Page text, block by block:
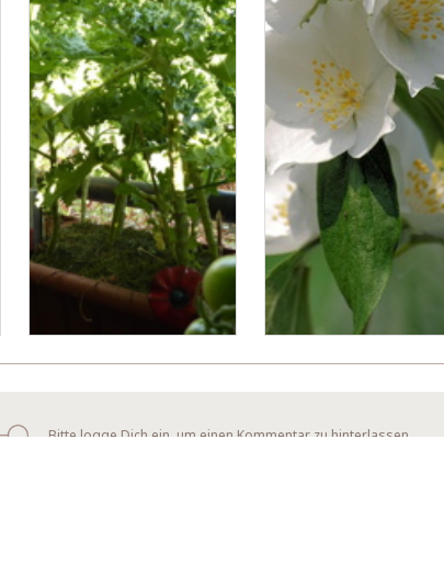
Bitte logge Dich ein, um einen Kommentar zu hinterlassen.